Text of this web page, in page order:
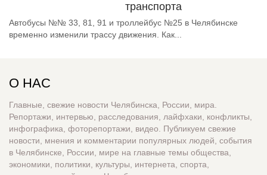
транспорта
Автобусы №№ 33, 81, 91 и троллейбус №25 в Челябинске
временно изменили трассу движения. Как...
О НАС
Главные, свежие новости Челябинска, России, мира.
Репортажи, интервью, расследования, лайфхаки, конфликты,
инфографика, фоторепортажи, видео. Публикуем свежие
новости, мнения и комментарии популярных людей, события
в Челябинске, России, мире на главные темы общества,
экономики, политики, культуры, интернета, спорта,